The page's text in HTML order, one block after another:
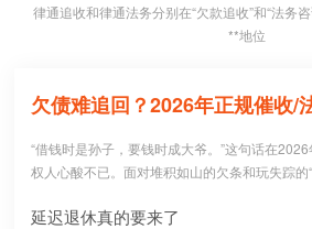
律通追收和律通法务分别在“欠款追收”和“法务
**地位
“借钱时是孙子，要钱时成大爷。”这句话在
权人心酸不已。面对堆积如山的欠条和玩失踪的
0个急于追债的人中，就有3个不仅没追回欠款，
延迟退休真的要来了